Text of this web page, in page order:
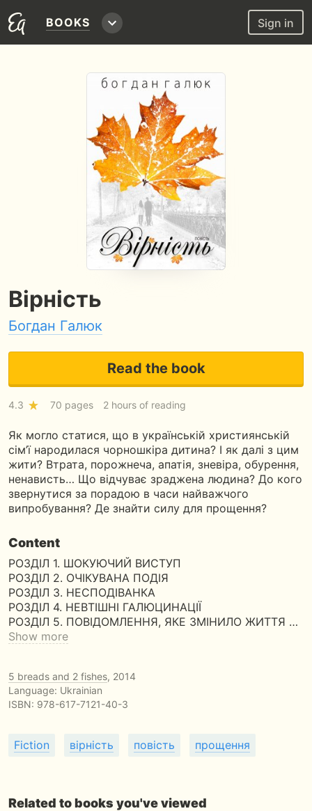
BOOKS Sign in
Вірність
Богдан Галюк
Read the book
4.3 70 pages 2 hours of reading
Як могло статися, що в українській християнській
сім’ї народилася чорношкіра дитина? І як далі з цим
жити? Втрата, порожнеча, апатія, зневіра, обурення,
ненависть… Що відчуває зраджена людина? До кого
звернутися за порадою в часи найважчого
випробування? Де знайти силу для прощення?
Content
РОЗДІЛ 1. ШОКУЮЧИЙ ВИСТУП
РОЗДІЛ 2. ОЧІКУВАНА ПОДІЯ
РОЗДІЛ 3. НЕСПОДІВАНКА
РОЗДІЛ 4. НЕВТІШНІ ГАЛЮЦИНАЦІЇ
РОЗДІЛ 5. ПОВІДОМЛЕННЯ, ЯКЕ ЗМІНИЛО ЖИТТЯ …
Show more
5 breads and 2 fishes, 2014
Language: Ukrainian
ISBN: 978-617-7121-40-3
Fiction вірність повість прощення
Related to books you've viewed